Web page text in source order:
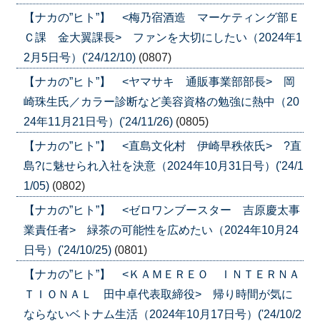
【ナカの”ヒト”】 <梅乃宿酒造 マーケティング部Ｅ
Ｃ課 金大翼課長> ファンを大切にしたい（2024年1
2月5日号）('24/12/10) (0807)
【ナカの”ヒト”】 <ヤマサキ 通販事業部部長> 岡
崎珠生氏／カラー診断など美容資格の勉強に熱中（20
24年11月21日号）('24/11/26) (0805)
【ナカの”ヒト”】 <直島文化村 伊崎早秩依氏> ?直
島?に魅せられ入社を決意（2024年10月31日号）('24/1
1/05) (0802)
【ナカの”ヒト”】 <ゼロワンブースター 吉原慶太事
業責任者> 緑茶の可能性を広めたい（2024年10月24
日号）('24/10/25) (0801)
【ナカの”ヒト”】 <ＫＡＭＥＲＥＯ ＩＮＴＥＲＮＡ
ＴＩＯＮＡＬ 田中卓代表取締役> 帰り時間が気に
ならないベトナム生活（2024年10月17日号）('24/10/2